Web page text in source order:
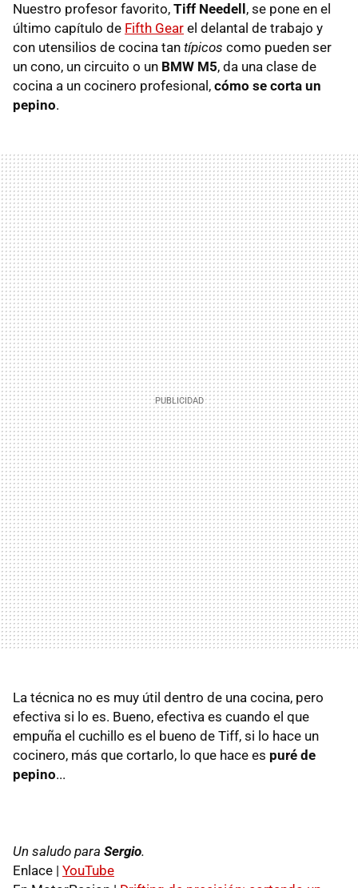
Nuestro profesor favorito, Tiff Needell , se pone en el
último capítulo de Fifth Gear el delantal de trabajo y
con utensilios de cocina tan típicos como pueden ser
un cono, un circuito o un BMW M5, da una clase de
cocina a un cocinero profesional, cómo se corta un
pepino.
La técnica no es muy útil dentro de una cocina, pero
efectiva si lo es. Bueno, efectiva es cuando el que
empuña el cuchillo es el bueno de Tiff, si lo hace un
cocinero, más que cortarlo, lo que hace es puré de
pepino...
Un saludo para Sergio.
Enlace | YouTube